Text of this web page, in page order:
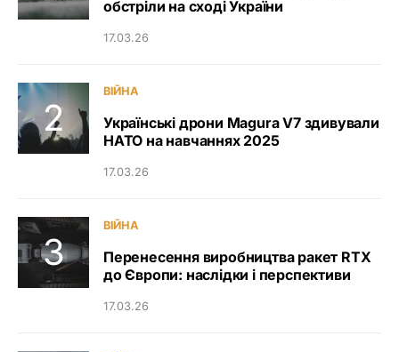
обстріли на сході України
17.03.26
ВІЙНА
Українські дрони Magura V7 здивували
НАТО на навчаннях 2025
17.03.26
ВІЙНА
Перенесення виробництва ракет RTX
до Європи: наслідки і перспективи
17.03.26